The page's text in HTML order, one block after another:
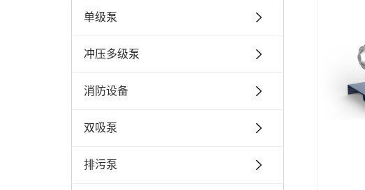
单级泵
冲压多级泵
消防设备
双吸泵
排污泵